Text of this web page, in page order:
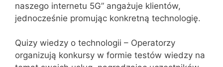
naszego internetu 5G” angażuje klientów,
jednocześnie promując konkretną technologię.
Quizy wiedzy o technologii – Operatorzy
organizują konkursy w formie testów wiedzy na